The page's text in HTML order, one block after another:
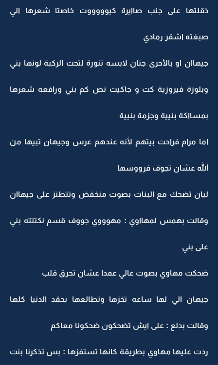
ذقلتها على جنب صاايرة كيوووووت خاصتا شعرها الي
صبغته اشقر رمادي
جيهاان او بالأحرى جنان لابسه تنورة لتحت الركبة لونها بني
وبلوزة فيروزية كت و جاكيت نص كم بني ورافعه شعرها
بمسااكة بنيية وجزمة بنيية
اما مرام فراحت بيتهم لأنه عندهم عرس وجيهان تبيها من
الله عشان تجوف فرووسها
ليان تضحك مع البنات بصوت منخفض وتتطنز على جيهاان
وقالت بهمس لمهااوي : مهوووي جووف قسم نكتتته بني
على بني
ضحكت مهاوي بصوت عالي عمدا عشان تحرق قلب
جيهان الي لها ساعه تخزها وتطالعها بحقد الدنيا كلها
وقالت بدلع : على ايش تضحكون ضحكونا معاكم
ردت عليها مهاوي بطريقة كانها تستفزها : بس تذكرنا بنت